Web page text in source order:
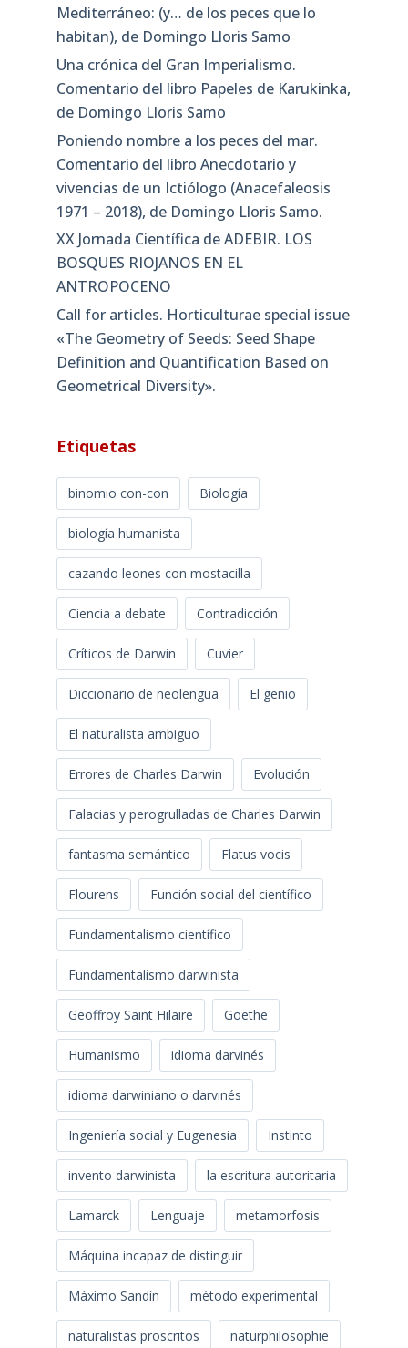
Mediterráneo: (y… de los peces que lo
habitan), de Domingo Lloris Samo
Una crónica del Gran Imperialismo.
Comentario del libro Papeles de Karukinka,
de Domingo Lloris Samo
Poniendo nombre a los peces del mar.
Comentario del libro Anecdotario y
vivencias de un Ictiólogo (Anacefaleosis
1971 – 2018), de Domingo Lloris Samo.
XX Jornada Científica de ADEBIR. LOS
BOSQUES RIOJANOS EN EL
ANTROPOCENO
Call for articles. Horticulturae special issue
«The Geometry of Seeds: Seed Shape
Definition and Quantification Based on
Geometrical Diversity»​.
Etiquetas
binomio con-con Biología
biología humanista
cazando leones con mostacilla
Ciencia a debate Contradicción
Críticos de Darwin Cuvier
Diccionario de neolengua El genio
El naturalista ambiguo
Errores de Charles Darwin Evolución
Falacias y perogrulladas de Charles Darwin
fantasma semántico Flatus vocis
Flourens Función social del científico
Fundamentalismo científico
Fundamentalismo darwinista
Geoffroy Saint Hilaire Goethe
Humanismo idioma darvinés
idioma darwiniano o darvinés
Ingeniería social y Eugenesia Instinto
invento darwinista la escritura autoritaria
Lamarck Lenguaje metamorfosis
Máquina incapaz de distinguir
Máximo Sandín método experimental
naturalistas proscritos naturphilosophie